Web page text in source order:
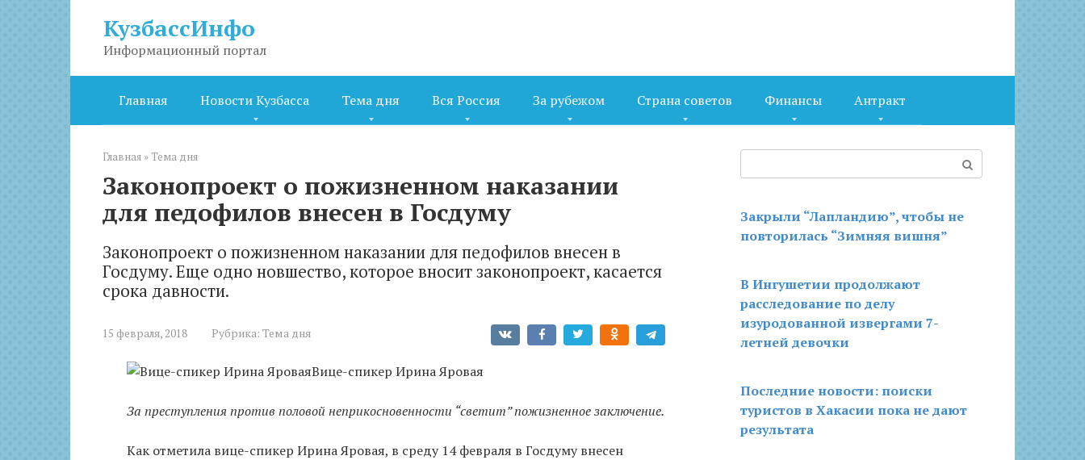
КузбассИнфо
Информационный портал
Главная Новости Кузбасса Тема дня Вся Россия За рубежом Страна советов Финансы Антракт
Главная » Тема дня
Законопроект о пожизненном наказании
для педофилов внесен в Госдуму
Законопроект о пожизненном наказании для педофилов внесен в
Госдуму. Еще одно новшество, которое вносит законопроект, касается
срока давности.
15 февраля, 2018 Рубрика: Тема дня
Вице-спикер Ирина Яровая
За преступления против половой неприкосновенности “светит” пожизненное заключение.
Как отметила вице-спикер Ирина Яровая, в среду 14 февраля в Госдуму внесен
Закрыли “Лапландию”, чтобы не
повторилась “Зимняя вишня”
В Ингушетии продолжают
расследование по делу
изуродованной извергами 7-
летней девочки
Последние новости: поиски
туристов в Хакасии пока не дают
результата